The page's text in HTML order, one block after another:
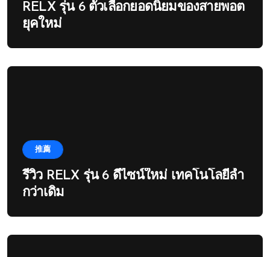
RELX รุ่น 6 ตัวเลือกยอดนิยมของสายพอต
ยุคใหม่
推薦
รีวิว RELX รุ่น 6 ดีไซน์ใหม่ เทคโนโลยีล้ำ
กว่าเดิม